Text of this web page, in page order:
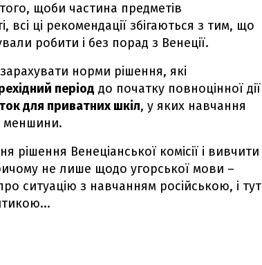
щоби частина предметів
ці рекомендації збігаються з тим, що
робити і без порад з Венеції.
норми рішення, які
період до початку повноцінної дії
для приватних шкіл, у яких навчання
меншини.
рішення Венеціанської комісії і вивчити
не лише щодо угорської мови –
ситуацію з навчанням російською, і тут